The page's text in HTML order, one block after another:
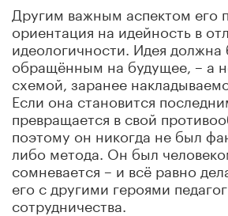
Другим важным аспектом его
ориентация на идейность в
идеологичности. Идея должна
обращённым на будущее, – а
схемой, заранее
Если она становится
превращается в свой
поэтому он никогда не был
либо метода. Он был
сомневается – и всё равно
его с другими героями
сотрудничества.